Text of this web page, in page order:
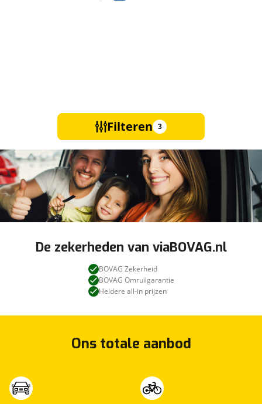
Filteren 3
De zekerheden van viaBOVAG.nl
BOVAG Zekerheid
BOVAG Omruilgarantie
Heldere all-in prijzen
Ons totale aanbod